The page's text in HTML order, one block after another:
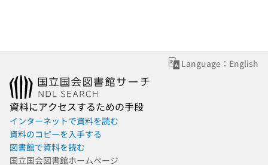
Language：English
資料にアクセスするための手段
インターネットで資料を読む
資料のコピーを入手する
図書館で資料を読む
国立国会図書館ホームページ